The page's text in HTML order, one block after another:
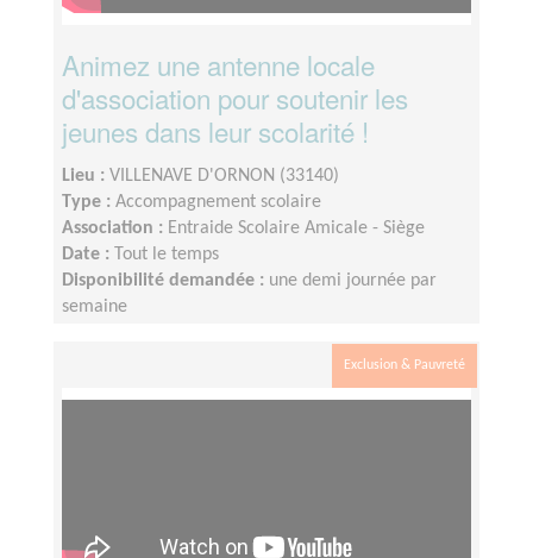
Animez une antenne locale
d'association pour soutenir les
jeunes dans leur scolarité !
Lieu : VILLENAVE D'ORNON (33140)
Type : Accompagnement scolaire
Association : Entraide Scolaire Amicale - Siège
Date :
Tout le temps
Disponibilité demandée : une demi journée par
semaine
Exclusion & Pauvreté